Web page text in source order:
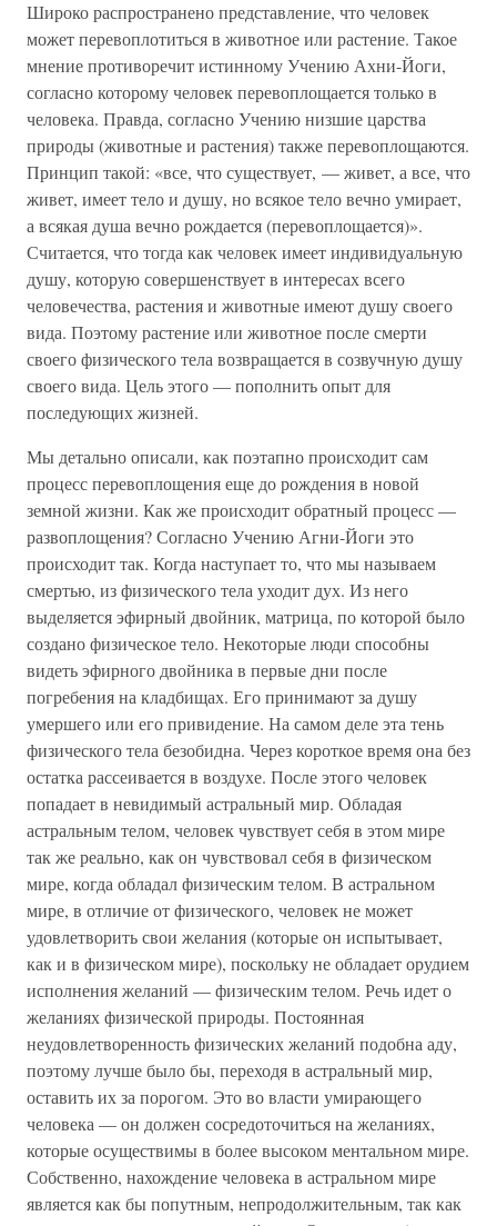
Широко распространено представление, что человек
может перевоплотиться в животное или растение. Такое
мнение противоречит истинному Учению Ахни-Йоги,
согласно которому человек перевоплощается только в
человека. Правда, согласно Учению низшие царства
природы (животные и растения) также перевоплощаются.
Принцип такой: «все, что существует, — живет, а все, что
живет, имеет тело и душу, но всякое тело вечно умирает,
а всякая душа вечно рождается (перевоплощается)».
Считается, что тогда как человек имеет индивидуальную
душу, которую совершенствует в интересах всего
человечества, растения и животные имеют душу своего
вида. Поэтому растение или животное после смерти
своего физического тела возвращается в созвучную душу
своего вида. Цель этого — пополнить опыт для
последующих жизней.
Мы детально описали, как поэтапно происходит сам
процесс перевоплощения еще до рождения в новой
земной жизни. Как же происходит обратный процесс —
развоплощения? Согласно Учению Агни-Йоги это
происходит так. Когда наступает то, что мы называем
смертью, из физического тела уходит дух. Из него
выделяется эфирный двойник, матрица, по которой было
создано физическое тело. Некоторые люди способны
видеть эфирного двойника в первые дни после
погребения на кладбищах. Его принимают за душу
умершего или его привидение. На самом деле эта тень
физического тела безобидна. Через короткое время она без
остатка рассеивается в воздухе. После этого человек
попадает в невидимый астральный мир. Обладая
астральным телом, человек чувствует себя в этом мире
так же реально, как он чувствовал себя в физическом
мире, когда обладал физическим телом. В астральном
мире, в отличие от физического, человек не может
удовлетворить свои желания (которые он испытывает,
как и в физическом мире), поскольку не обладает орудием
исполнения желаний — физическим телом. Речь идет о
желаниях физической природы. Постоянная
неудовлетворенность физических желаний подобна аду,
поэтому лучше было бы, переходя в астральный мир,
оставить их за порогом. Это во власти умирающего
человека — он должен сосредоточиться на желаниях,
которые осуществимы в более высоком ментальном мире.
Собственно, нахождение человека в астральном мире
является как бы попутным, непродолжительным, так как